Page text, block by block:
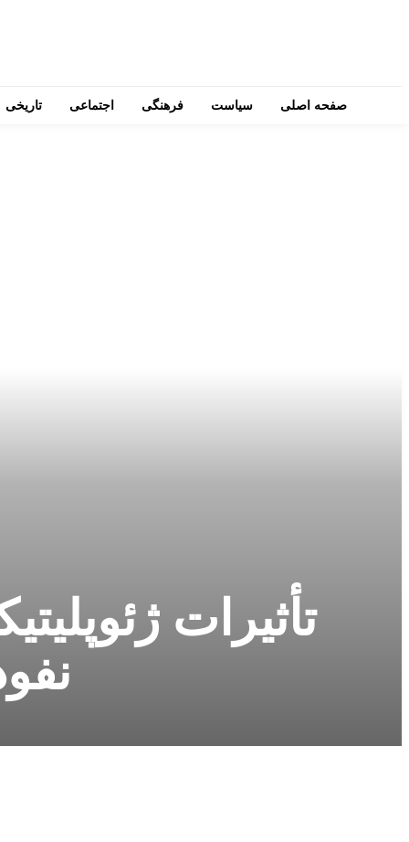
صفحه اصلی سیاست فرهنگی اجتماعی تاریخی
تأثیرات